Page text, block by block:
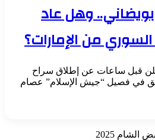
وهل عاد
من الإمارات؟
قبل ساعات عن إطلاق سراح
في فصيل “جيش الإسلام” عصام
2025